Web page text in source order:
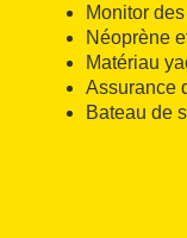
Monitor
Néoprène
Matériau
Assurance
Bateau de
Ouvert